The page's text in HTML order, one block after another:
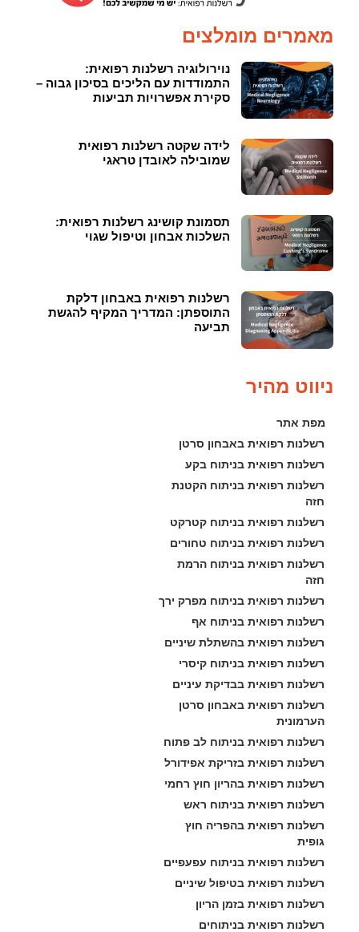
מאמרים מומלצים
נוירולוגיה רשלנות רפואית:
התמודדות עם הליכים בסיכון גבוה –
סקירת אפשרויות תביעות
לידה שקטה רשלנות רפואית
שמובילה לאובדן טראגי
תסמונת קושינג רשלנות רפואית:
השלכות אבחון וטיפול שגוי
רשלנות רפואית באבחון דלקת
התוספתן: המדריך המקיף להגשת
תביעה
ניווט מהיר
מפת אתר
רשלנות רפואית באבחון סרטן
רשלנות רפואית בניתוח בקע
רשלנות רפואית בניתוח הקטנת
חזה
רשלנות רפואית בניתוח קטרקט
רשלנות רפואית בניתוח טחורים
רשלנות רפואית בניתוח הרמת
חזה
רשלנות רפואית בניתוח מפרק ירך
רשלנות רפואית בניתוח אף
רשלנות רפואית בהשתלת שיניים
רשלנות רפואית בניתוח קיסרי
רשלנות רפואית בבדיקת עיניים
רשלנות רפואית באבחון סרטן
הערמונית
רשלנות רפואית בניתוח לב פתוח
רשלנות רפואית בזריקת אפידורל
רשלנות רפואית בהריון חוץ רחמי
רשלנות רפואית בניתוח ראש
רשלנות רפואית בהפריה חוץ
גופית
רשלנות רפואית בניתוח עפעפיים
רשלנות רפואית בטיפול שיניים
רשלנות רפואית בזמן הריון
רשלנות רפואית בניתוחים